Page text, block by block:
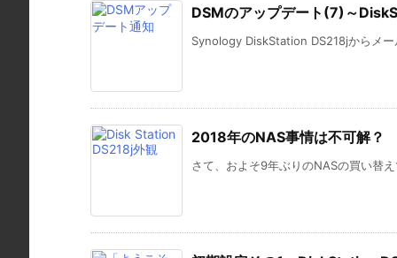
DSMのアップデート(7)～
Synology DiskStation DS218jからメ
2018年のNAS事情は不可解？
さて、およそ9年ぶりのNASの買い替